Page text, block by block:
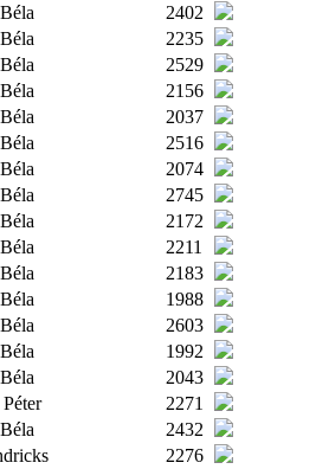
2402
2235
2529
2156
2037
2516
2074
2745
2172
2211
2183
1988
2603
1992
2043
2271
2432
2276